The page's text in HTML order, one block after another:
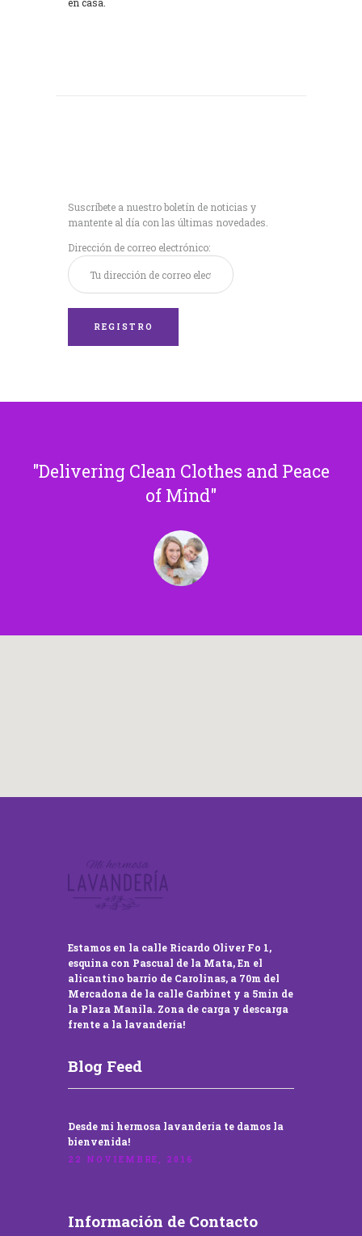
Suscríbete a nuestro boletín de noticias y
mantente al día con las últimas novedades.
Dirección de correo electrónico:
Delivering Clean Clothes and Peace
of Mind
Estamos en la calle Ricardo Oliver Fo 1,
esquina con Pascual de la Mata, En el
alicantino barrio de Carolinas, a 70m del
Mercadona de la calle Garbinet y a 5min de
la Plaza Manila. Zona de carga y descarga
frente a la lavandería!
Blog Feed
Desde mi hermosa lavandería te damos la
bienvenida!
22 NOVIEMBRE, 2016
Información de Contacto